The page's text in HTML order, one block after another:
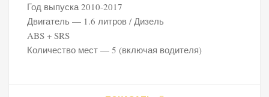
Год выпуска 2010-2017
Двигатель — 1.6 литров / Дизель
ABS + SRS
Количество мест — 5 (включая водителя)